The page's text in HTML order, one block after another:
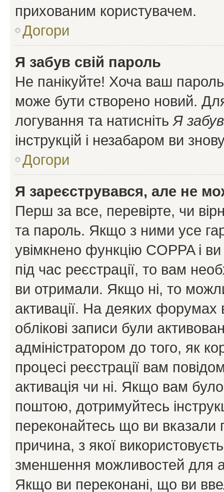
прихованим користувачем.
Догори
Я забув свій пароль
Не панікуйте! Хоча ваш
може бути створено новий.
логування та натисніть Я
інструкцій і незабаром ви
Догори
Я зареєструвався, але не
Перш за все, перевірте, чи
та пароль. Якщо з ними усе
увімкнено функцію COPPA і
під час реєстрації, то вам
ви отримали. Якщо ні, то
активації. На деяких форумах
облікові записи були
адміністратором до того, як
процесі реєстрації вам
активація чи ні. Якщо вам
поштою, дотримуйтесь
переконайтесь що ви
причина, з якої
зменшення можливостей для
Якщо ви переконані, що ви